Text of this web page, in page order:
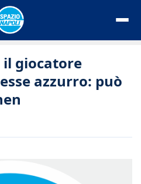
giocatore
azzurro: può